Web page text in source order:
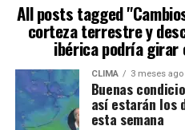
All posts tagged
corteza terrestre y
ibérica podría girar
CLIMA 3 meses ago
Buenas
así estarán los
esta semana